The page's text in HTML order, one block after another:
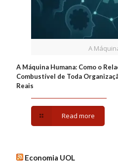
A
A Máquina Humana: Como o
Combustível de Toda
Reais
Read more
Economia UOL